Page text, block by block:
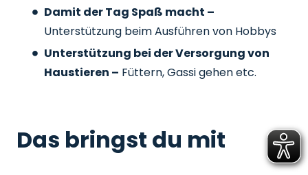
Damit der Tag Spaß macht –
Unterstützung beim Ausführen von Hobbys
Unterstützung bei der Versorgung von
Haustieren – Füttern, Gassi gehen etc.
Das bringst du mit